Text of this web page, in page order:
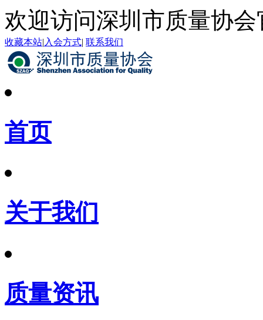
欢迎访问深圳市质量协会
收藏本站| 入会方式| 联系我们
首页
关于我们
质量资讯